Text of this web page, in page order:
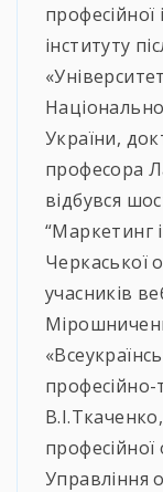
інституту
України,
професора
відбувся
“Маркетинг і
Черкаської
учасників
професійно-
Управління